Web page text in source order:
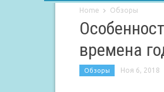
Home Обзоры
времена
Обзоры Ноя 6, 2018